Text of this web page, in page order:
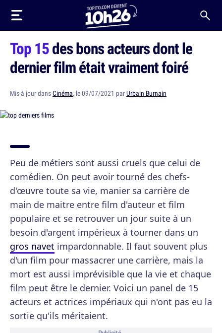
Top 15des bons acteurs dont le
dernier film était vraiment foiré
Mis à jour dansCinéma, le 09/07/2021 parUrbain Burnain
Peu de métiers sont aussi cruels que celui de
comédien. On peut avoir tourné des chefs-
d'œuvre toute sa vie, manier sa carrière de
main de maitre entre film d'auteur et film
populaire et se retrouver un jour suite à un
besoin d'argent impérieux à tourner dans un
gros navet impardonnable. Il faut souvent plus
d'un film pour massacrer une carrière, mais la
mort est aussi imprévisible que la vie et chaque
film peut être le dernier. Voici un panel de 15
acteurs et actrices impériaux qui n'ont pas eu la
sortie qu'ils méritaient.